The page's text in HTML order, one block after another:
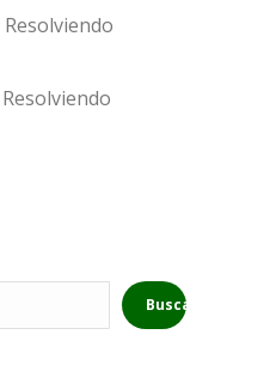
Resolviendo
Resolviendo
Buscar